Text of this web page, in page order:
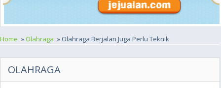
Home » Olahraga » Olahraga Berjalan Juga Perlu Teknik
OLAHRAGA